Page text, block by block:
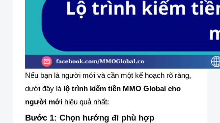
Nếu bạn là người mới và cần một kế hoạch rõ ràng,
dưới đây là lộ trình kiếm tiền MMO Global cho
người mới hiệu quả nhất:
Bước 1: Chọn hướng đi phù hợp